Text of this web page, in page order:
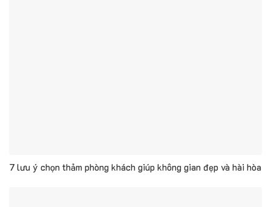
7 lưu ý chọn thảm phòng khách giúp không gian đẹp và hài hòa